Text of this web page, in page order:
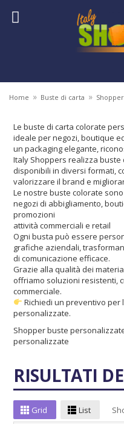
Home » Buste di carta »
Le buste di carta colorate
ideale per negozi, boutique
un packaging elegante,
Italy Shoppers realizza
disponibili in diversi formati,
valorizzare il brand e
Le nostre buste colorate
negozi di abbigliamento,
promozioni
attività commerciali e retail
Ogni busta può essere
grafiche aziendali,
di comunicazione efficace.
Grazie alla qualità dei
offriamo soluzioni resistenti,
commerciale.
Richiedi un preventivo per
personalizzate.
Shopper buste
personalizzate
RISULTATI
Grid List